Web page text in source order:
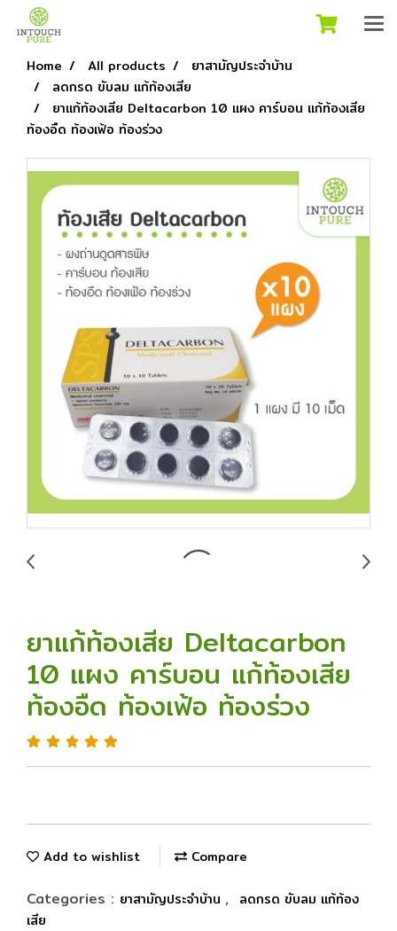
Home All products
ยาสามัญประจำบ้าน
ลดกรด ขับลม แก้ท้องเสีย
ยาแก้ท้องเสีย Deltacarbon 10 แผง คาร์บอน แก้ท้องเสีย
ท้องอืด ท้องเฟ้อ ท้องร่วง
ยาแก้ท้องเสีย Deltacarbon
10 แผง คาร์บอน แก้ท้องเสีย
ท้องอืด ท้องเฟ้อ ท้องร่วง
Add to wishlist Compare
Categories : ยาสามัญประจำบ้าน ,
ลดกรด ขับลม แก้ท้อง
เสีย